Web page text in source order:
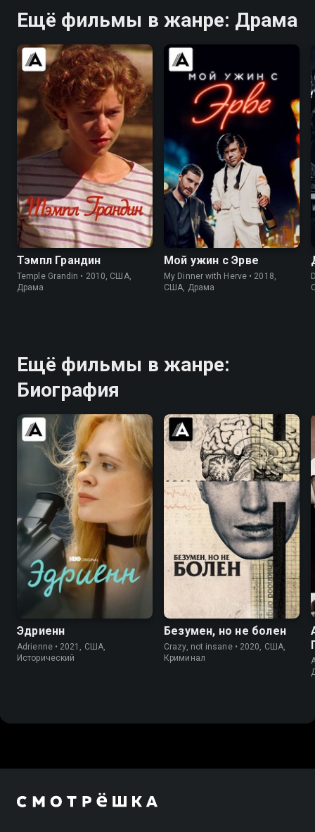
Ещё фильмы в жанре: Драма
8.0 8.2
Тэмпл Грандин
Temple Grandin • 2010, США,
Драма
6.9 6.9
Мой ужин с Эрве
My Dinner with Herve • 2018,
США, Драма
Ещё фильмы в жанре:
Биография
7.6 7.4
Эдриенн
Adrienne • 2021, США,
Исторический
7.3
Безумен, но не болен
Crazy, not insane • 2020, США,
Криминал